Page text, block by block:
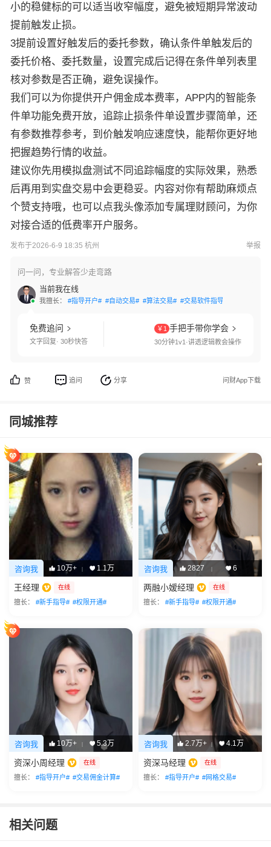
小的稳健标的可以适当收窄幅度，避免被短期异常波动
提前触发止损。
3提前设置好触发后的委托参数，确认条件单触发后的
委托价格、委托数量，设置完成后记得在条件单列表里
核对参数是否正确，避免误操作。
我们可以为你提供开户佣金成本费率，APP内的智能条
件单功能免费开放，追踪止损条件单设置步骤简单，还
有参数推荐参考，到价触发响应速度快，能帮你更好地
把握趋势行情的收益。
建议你先用模拟盘测试不同追踪幅度的实际效果，熟悉
后再用到实盘交易中会更稳妥。内容对你有帮助麻烦点
个赞支持哦，也可以点我头像添加专属理财顾问，为你
对接合适的低费率开户服务。
发布于2026-6-9 18:35 杭州 举报
问一问，专业解答少走弯路
当前我在线
我擅长： #指导开户# #自动交易# #算法交易# #交易软件指导#
免费追问
文字回复· 30秒快答
￥1 手把手带你学会
30分钟1v1·讲透逻辑教会操作
赞 追问 分享 问财App下载
同城推荐
咨询我 10万+ | 1.1万
王经理 在线
擅长： #新手指导# #权限开通#
咨询我 2827 | 6
两融小嫒经理 在线
擅长： #新手指导# #权限开通#
咨询我 10万+ | 5.3万
资深小周经理 在线
擅长： #指导开户# #交易佣金计算#
咨询我 2.7万+ | 4.1万
资深马经理 在线
擅长： #指导开户# #网格交易#
相关问题